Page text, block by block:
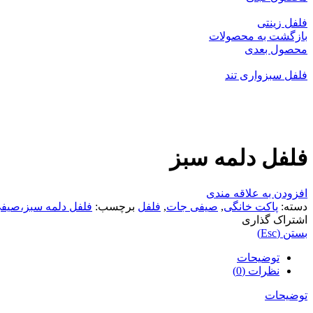
فلفل زینتی
بازگشت به محصولات
محصول بعدی
فلفل سبزواری تند
فلفل دلمه سبز
افزودن به علاقه مندی
دسته: پاکت خانگی, صیفی جات, فلفل برچسب: فلفل دلمه
اشتراک گذاری
بستن (Esc)
توضیحات
نظرات (0)
توضیحات